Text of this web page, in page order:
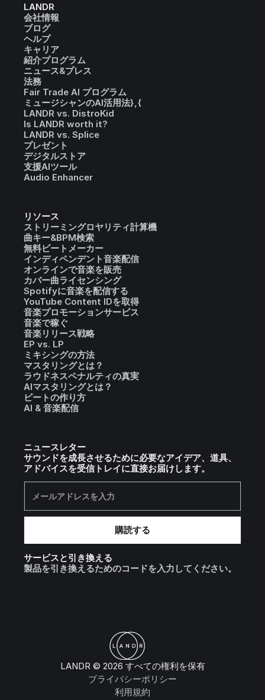
LANDR
会社情報
ブログ
ヘルプ
キャリア
紹介プログラム
ニュース&プレス
法務
Fair Trade AI プログラム
ミュージシャンのAI活用法},{
LANDR vs. DistroKid
Is LANDR worth it?
LANDR vs. Splice
プレゼント
デジタルストア
支援AIツール
Audio Enhancer
リソース
ストリーミングロヤリティ計算機
曲キー&BPM検索
無料ビートメーカー
インディペンデント音楽配信
オンラインで音楽を販売
カバー曲ライセンシング
Spotifyに音楽を配信する
YouTube Content IDを取得
音楽プロモーションサービス
音楽で稼ぐ
音楽リリース戦略
EP vs. LP
ミキシングの方法
マスタリングとは？
ラウドネスペナルティの真実
AIマスタリングとは？
ビートの作り方
AI & 音楽配信
ニュースレター
サウンドを成長させるために必要なアイデア、道具、
アドバイスを受信トレイに直接お届けします。
サービスと引き換える
製品を引き換えるためのコードを入力してください。
LANDR © 2026 すべての権利を保有
プライバシーポリシー
利用規約